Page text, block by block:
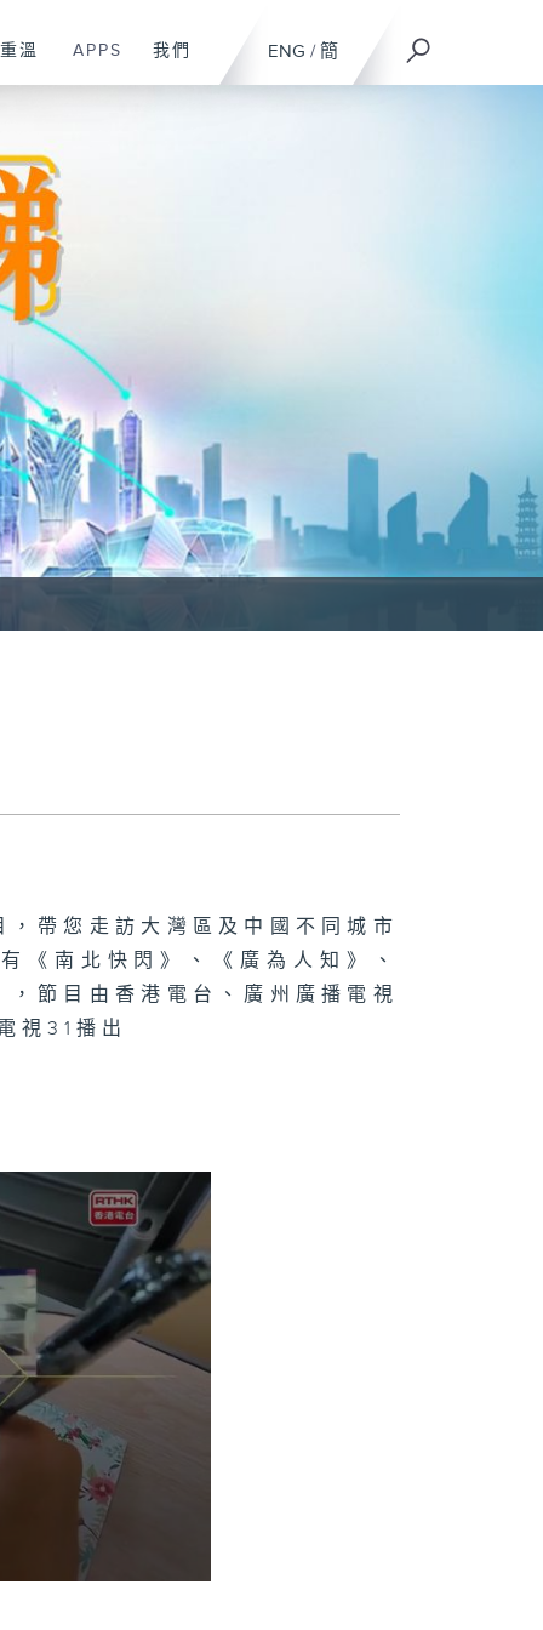
ENG / 簡
重溫 APPS 我們
帶您走訪大灣區及中國不同城市
《南北快閃》、《廣為人知》、
節目由香港電台、廣州廣播電視
視31播出